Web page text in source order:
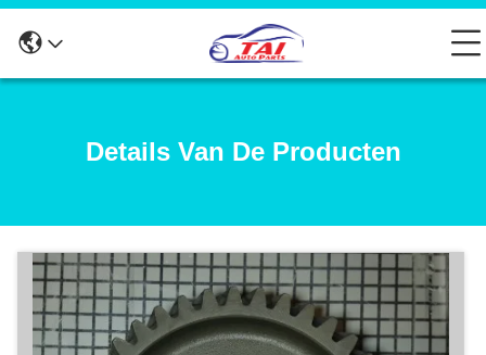
Details Van De Producten